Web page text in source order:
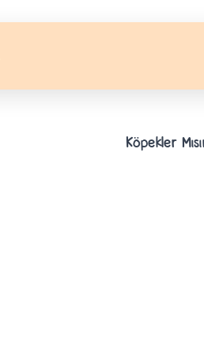
Köpekler